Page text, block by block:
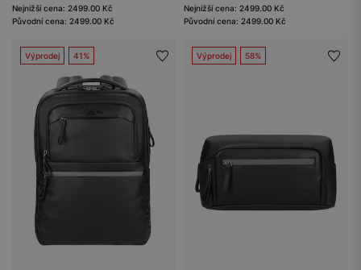
Nejnižší cena: 2499.00 Kč
Původní cena: 2499.00 Kč
Nejnižší cena: 2499.00 Kč
Původní cena: 2499.00 Kč
Výprodej 41% Výprodej 58%